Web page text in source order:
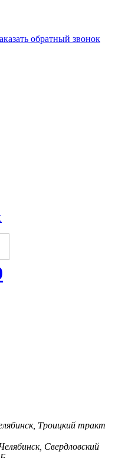
обратный звонок
Троицкий тракт
Свердловский